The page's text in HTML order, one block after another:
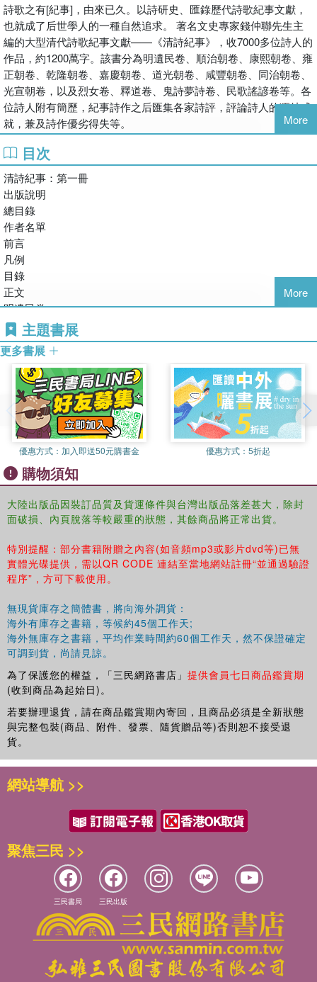
詩歌之有[紀事]，由來已久。以詩研史、匯錄歷代詩歌紀事文獻，
也就成了后世學人的一種自然追求。 著名文史專家錢仲聯先生主
編的大型清代詩歌紀事文獻——《清詩紀事》，收7000多位詩人的
作品，約1200萬字。該書分為明遺民卷、順治朝卷、康熙朝卷、雍
正朝卷、乾隆朝卷、嘉慶朝卷、道光朝卷、咸豐朝卷、同治朝卷、
光宣朝卷，以及烈女卷、釋道卷、鬼詩夢詩卷、民歌謠諺卷等。各
位詩人附有簡歷，紀事詩作之后匯集各家詩評，評論詩人的獨特成
就，兼及詩作優劣得失等。
More
目次
清詩紀事：第一冊
出版說明
總目錄
作者名單
前言
凡例
目錄
正文
明遺民卷
順治朝卷
康熙朝卷
清詩紀事：第二冊
目錄
正文
雍正朝卷
乾隆朝卷
清詩紀事：第三冊
目錄
正文
嘉慶朝卷
道光朝卷
咸豐朝卷
清詩紀事：第四冊
目錄
正文
光宣進卷
列女卷
釋道卷
鬼詩夢詩卷
附錄
有關《清詩紀事》研究與評論文獻
清詩紀事勘誤
《清詩紀事》作者人名索引
作者人名首字音序檢字表
作者人名首字筆畫檢字表
作者人名索引
More
主題書展
更多書展
優惠方式： 加入即送50元購書金 優惠方式： 5折起
購物須知
大陸出版品因裝訂品質及貨運條件與台灣出版品落差甚大，除封
面破損、內頁脫落等較嚴重的狀態，其餘商品將正常出貨。
特別提醒：部分書籍附贈之內容(如音頻mp3或影片dvd等)已無
實體光碟提供，需以QR CODE 連結至當地網站註冊“並通過驗證
程序”，方可下載使用。
無現貨庫存之簡體書，將向海外調貨：
海外有庫存之書籍，等候約45個工作天;
海外無庫存之書籍，平均作業時間約60個工作天，然不保證確定
可調到貨，尚請見諒。
為了保護您的權益，「三民網路書店」 提供會員七日商品鑑賞期
(收到商品為起始日)。
若要辦理退貨，請在商品鑑賞期內寄回，且商品必須是全新狀態
與完整包裝(商品、附件、發票、隨貨贈品等)否則恕不接受退
貨。
網站導航 >>
聚焦三民 >>
三民書局 三民出版